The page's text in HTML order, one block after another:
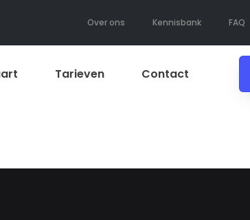
Over ons Kennisbank FAQ
Tarieven Contact